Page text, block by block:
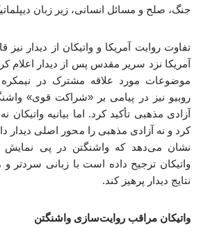
جنگ، صلح و مسائل انسانی، زیر زبان
تفاوت روایت آمریکا و واتیکان از دیدار
آمریکا نزد سریر مقدس پس از دیدار اعلام
موضوعات مورد علاقه مشترک در
روبیو نیز در پیامی بر «شراکت قوی»
آزادی مذهبی تأکید کرد. اما بیانیه واتیکان
کرد و نه آزادی مذهبی را محور اصلی دیدار
نشان می‌دهد که واشنگتن در پی نمایش
واتیکان ترجیح داده است با زبانی سردتر و
نتایج دیدار پرهیز کند.
واتیکان مراقب روایت‌سازی واشنگتن